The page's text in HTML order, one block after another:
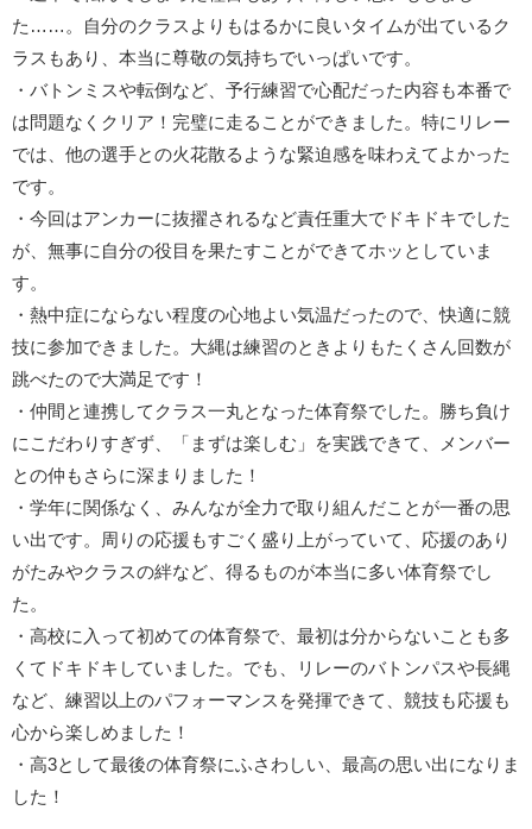
た……。自分のクラスよりもはるかに良いタイムが出ているク
ラスもあり、本当に尊敬の気持ちでいっぱいです。
・バトンミスや転倒など、予行練習で心配だった内容も本番で
は問題なくクリア！完璧に走ることができました。特にリレー
では、他の選手との火花散るような緊迫感を味わえてよかった
です。
・今回はアンカーに抜擢されるなど責任重大でドキドキでした
が、無事に自分の役目を果たすことができてホッとしていま
す。
・熱中症にならない程度の心地よい気温だったので、快適に競
技に参加できました。大縄は練習のときよりもたくさん回数が
跳べたので大満足です！
・仲間と連携してクラス一丸となった体育祭でした。勝ち負け
にこだわりすぎず、「まずは楽しむ」を実践できて、メンバー
との仲もさらに深まりました！
・学年に関係なく、みんなが全力で取り組んだことが一番の思
い出です。周りの応援もすごく盛り上がっていて、応援のあり
がたみやクラスの絆など、得るものが本当に多い体育祭でし
た。
・高校に入って初めての体育祭で、最初は分からないことも多
くてドキドキしていました。でも、リレーのバトンパスや長縄
など、練習以上のパフォーマンスを発揮できて、競技も応援も
心から楽しめました！
・高3として最後の体育祭にふさわしい、最高の思い出になりま
した！